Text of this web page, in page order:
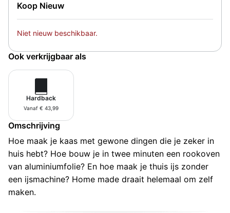
Koop Nieuw
Niet nieuw beschikbaar.
Ook verkrijgbaar als
Hardback
Vanaf € 43,99
Omschrijving
Hoe maak je kaas met gewone dingen die je zeker in
huis hebt? Hoe bouw je in twee minuten een rookoven
van aluminiumfolie? En hoe maak je thuis ijs zonder
een ijsmachine? Home made draait helemaal om zelf
maken.